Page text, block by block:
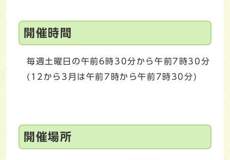
開催時間
毎週土曜日の午前6時30分から午前7時30分
(12から3月は午前7時から午前7時30分)
開催場所